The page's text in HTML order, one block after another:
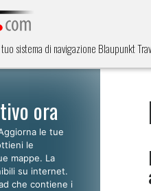
sistema di navigazione Blaupunkt
ora
le tue
le
mappe. La
su internet.
che contiene i